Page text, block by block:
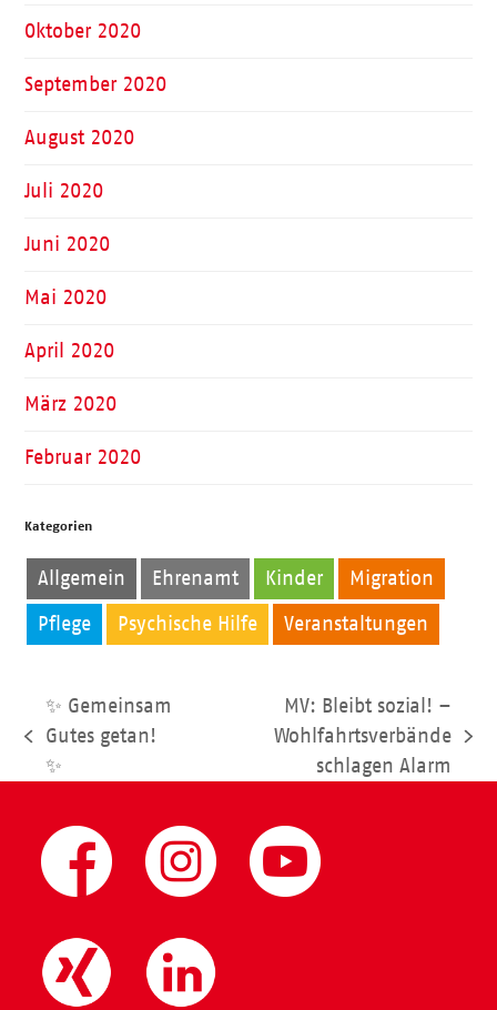
Oktober 2020
September 2020
August 2020
Juli 2020
Juni 2020
Mai 2020
April 2020
März 2020
Februar 2020
Kategorien
Allgemein Ehrenamt Kinder Migration
Pflege Psychische Hilfe Veranstaltungen
vorheriger
Beitrag:
✨ Gemeinsam
Gutes getan!
✨
Beitrag:
MV: Bleibt sozial! –
Wohlfahrtsverbände
schlagen Alarm